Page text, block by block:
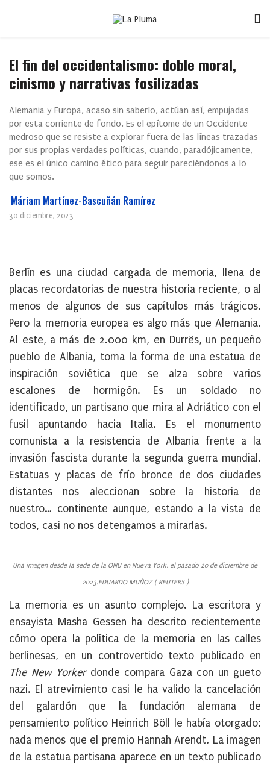
El fin del occidentalismo: doble moral,
cinismo y narrativas fosilizadas
Alemania y Europa, acaso sin saberlo, actúan así, empujadas
por esta corriente de fondo. Es el epítome de un Occidente
medroso que se resiste a explorar fuera de las líneas trazadas
por sus propias verdades políticas, cuando, paradójicamente,
ese es el único camino ético para seguir pareciéndonos a lo
que somos.
Máriam Martínez-Bascuñán Ramírez
30 diciembre, 2023
Berlín es una ciudad cargada de memoria, llena de
placas recordatorias de nuestra historia reciente, o al
menos de algunos de sus capítulos más trágicos.
Pero la memoria europea es algo más que Alemania.
Al este, a más de 2.000 km, en Durrës, un pequeño
pueblo de Albania, toma la forma de una estatua de
inspiración soviética que se alza sobre varios
escalones de hormigón. Es un soldado no
identificado, un partisano que mira al Adriático con el
fusil apuntando hacia Italia. Es el monumento
comunista a la resistencia de Albania frente a la
invasión fascista durante la segunda guerra mundial.
Estatuas y placas de frío bronce de dos ciudades
distantes nos aleccionan sobre la historia de
nuestro… continente aunque, estando a la vista de
todos, casi no nos detengamos a mirarlas.
Una imagen desde la sede de la ONU en Nueva York, el pasado 20 de diciembre de
2023.EDUARDO MUÑOZ ( REUTERS )
La memoria es un asunto complejo. La escritora y
ensayista Masha Gessen ha descrito recientemente
cómo opera la política de la memoria en las calles
berlinesas, en un controvertido texto publicado en
The New Yorker donde compara Gaza con un gueto
nazi. El atrevimiento casi le ha valido la cancelación
del galardón que la fundación alemana de
pensamiento político Heinrich Böll le había otorgado:
nada menos que el premio Hannah Arendt. La imagen
de la estatua partisana aparece en un texto publicado